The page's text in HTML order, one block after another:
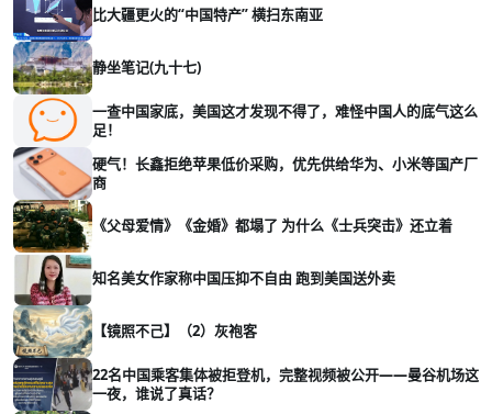
比大疆更火的“中国特产” 横扫东南亚
静坐笔记(九十七)
一查中国家底，美国这才发现不得了，难怪中国人的底气这么
足！
硬气！长鑫拒绝苹果低价采购，优先供给华为、小米等国产厂
商
《父母爱情》《金婚》都塌了 为什么《士兵突击》还立着
知名美女作家称中国压抑不自由 跑到美国送外卖
【镜照不己】（2）灰袍客
22名中国乘客集体被拒登机，完整视频被公开——曼谷机场这
一夜，谁说了真话？